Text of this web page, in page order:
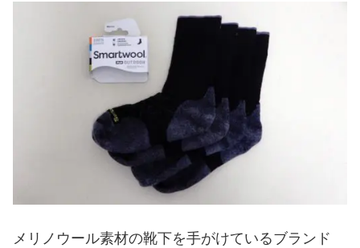
メリノウール素材の靴下を手がけているブランド